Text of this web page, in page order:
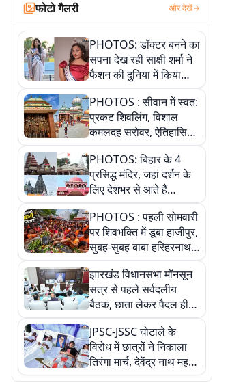
फोटो गैलरी और देखें
PHOTOS: डॉक्टर बनने का
सपना देख रही साक्षी शर्मा ने
फैशन की दुनिया में किया
कमाल,जानिए बेगूसराय की
बेटी ने कैसे दी अपने सपनों
को उड़ान
PHOTOS : सीवान में स्वत:
प्रकट शिवलिंग, विशाल
कमलदह सरोवर, ऐतिहासिक
महेंद्रनाथ मंदिर और घंटाघर
की कहानी, तस्वीरों में देखिए
PHOTOS: बिहार के 4
प्रसिद्ध मंदिर, जहां दर्शन के
लिए देशभर से आते हैं
श्रद्धालु, जानिए इनकी
खासियत
PHOTOS : पहली सोमवारी
पर शिवभक्ति में डूबा हाजीपुर,
सुबह-सुबह बाबा हरिहरनाथ
मंदिर पहुंचे तेजस्वी, 10
तस्वीरों में देखें नजारा
झारखंड विधानसभा मॉनसून
सत्र से पहले सर्वदलीय
बैठक, छाता लेकर पैदल ही
सत्ता पक्ष की मीटिंग में पहुंचे
सीएम, देखें तस्वीरें
JPSC-JSSC घोटाले के
विरोध में छात्रों ने निकाला
तिरंगा मार्च, देवेंद्र नाथ महतो
ने किया जल ग्रहण, देखें